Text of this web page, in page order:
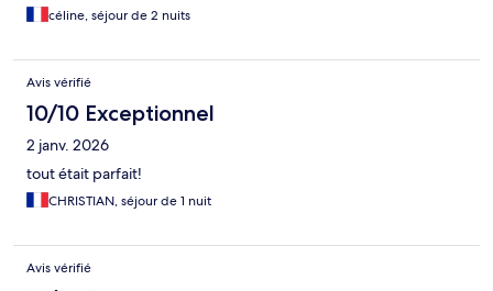
céline, séjour de 2 nuits
Avis vérifié
10/10 Exceptionnel
2 janv. 2026
tout était parfait!
CHRISTIAN, séjour de 1 nuit
Avis vérifié